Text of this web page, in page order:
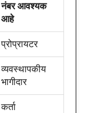
नंबर आवश्यक
आहे
प्रोप्रायटर
व्यवस्थापकीय
भागीदार
कर्ता